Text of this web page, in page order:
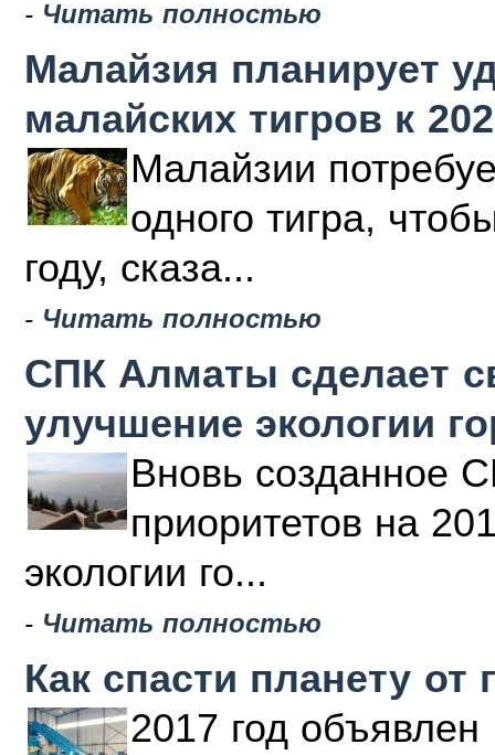
- Читать полностью
Малайзия планирует
малайских тигров к
Малайзии
одного тигра,
году, сказа...
- Читать полностью
СПК Алматы сделает
улучшение экологии
Вновь созданное
приоритетов на
экологии го...
- Читать полностью
Как спасти планету от
2017 год объявлен